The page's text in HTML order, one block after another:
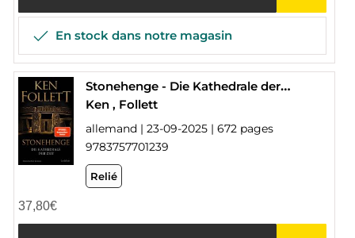
En stock dans notre magasin
Stonehenge - Die Kathedrale der Zeit
Ken , Follett
allemand | 23-09-2025 | 672 pages
9783757701239
Relié
37,80€